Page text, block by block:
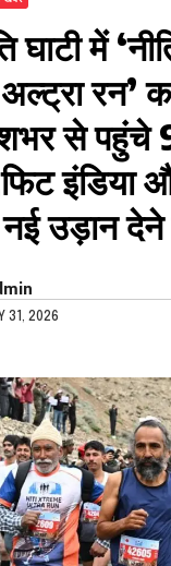
घाटी में
रन’
से पहुंचे
इंडिया
नई उड़ान
31, 2026